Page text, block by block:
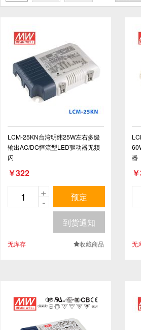
LCM-25KN台湾明纬25W左右多级
输出AC/DC恒流型LED驱动器无频
闪
￥322
-
+ 预定
到货通知
无库存 .收藏商品
器
无